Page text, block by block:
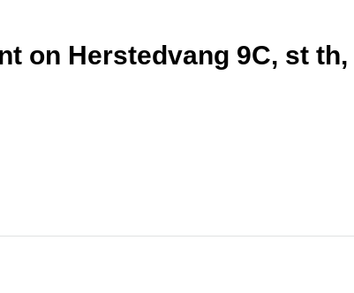
on Herstedvang 9C, st th,